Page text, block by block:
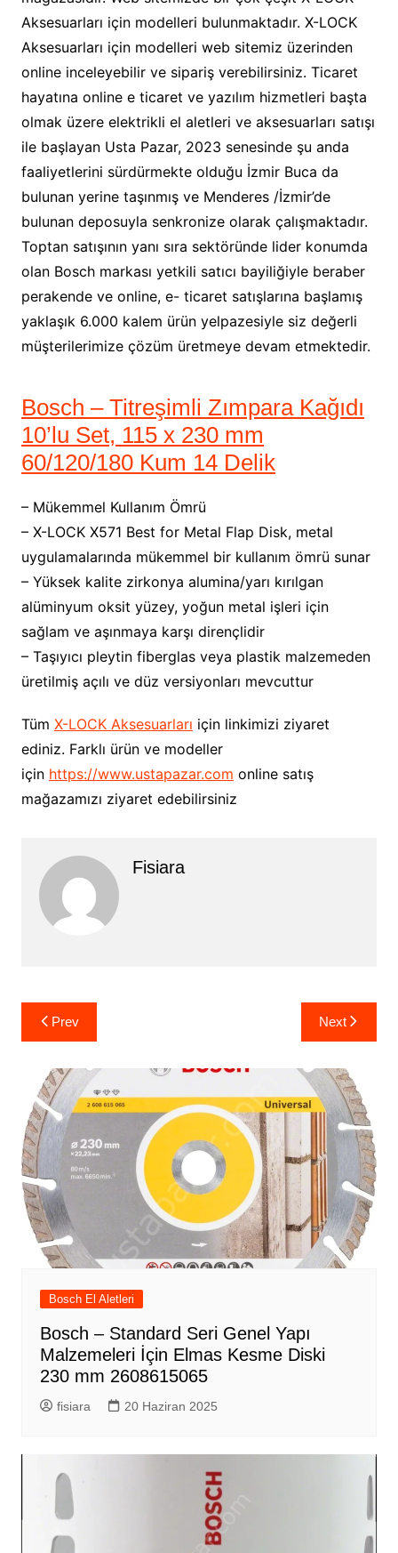
Aksesuarları için modelleri bulunmaktadır. X-LOCK
Aksesuarları için modelleri web sitemiz üzerinden
online inceleyebilir ve sipariş verebilirsiniz. Ticaret
hayatına online e ticaret ve yazılım hizmetleri başta
olmak üzere elektrikli el aletleri ve aksesuarları satışı
ile başlayan Usta Pazar, 2023 senesinde şu anda
faaliyetlerini sürdürmekte olduğu İzmir Buca da
bulunan yerine taşınmış ve Menderes /İzmir’de
bulunan deposuyla senkronize olarak çalışmaktadır.
Toptan satışının yanı sıra sektöründe lider konumda
olan Bosch markası yetkili satıcı bayiliğiyle beraber
perakende ve online, e- ticaret satışlarına başlamış
yaklaşık 6.000 kalem ürün yelpazesiyle siz değerli
müşterilerimize çözüm üretmeye devam etmektedir.
Bosch – Titreşimli Zımpara Kağıdı
10’lu Set, 115 x 230 mm
60/120/180 Kum 14 Delik
– Mükemmel Kullanım Ömrü
– X-LOCK X571 Best for Metal Flap Disk, metal
uygulamalarında mükemmel bir kullanım ömrü sunar
– Yüksek kalite zirkonya alumina/yarı kırılgan
alüminyum oksit yüzey, yoğun metal işleri için
sağlam ve aşınmaya karşı dirençlidir
– Taşıyıcı pleytin fiberglas veya plastik malzemeden
üretilmiş açılı ve düz versiyonları mevcuttur
Tüm X-LOCK Aksesuarları için linkimizi ziyaret
ediniz. Farklı ürün ve modeller
için https://www.ustapazar.com online satış
mağazamızı ziyaret edebilirsiniz
Fisiara
Yazı
gezinmesi
Prev Next
Bosch El Aletleri
Bosch – Standard Seri Genel Yapı
Malzemeleri İçin Elmas Kesme Diski
230 mm 2608615065
fisiara 20 Haziran 2025